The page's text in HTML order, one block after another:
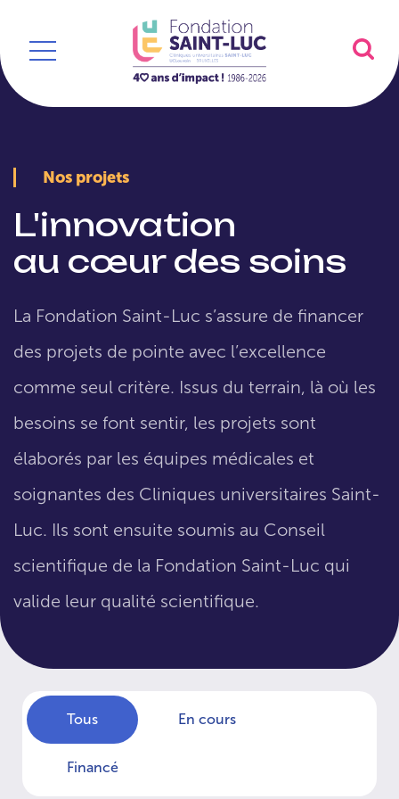
Nos projets
L'innovation
au cœur des soins
La Fondation Saint-Luc s’assure de financer
des projets de pointe avec l’excellence
comme seul critère. Issus du terrain, là où les
besoins se font sentir, les projets sont
élaborés par les équipes médicales et
soignantes des Cliniques universitaires Saint-
Luc. Ils sont ensuite soumis au Conseil
scientifique de la Fondation Saint-Luc qui
valide leur qualité scientifique.
Tous En cours
Financé